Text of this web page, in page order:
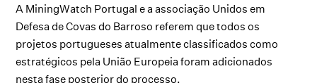
A MiningWatch Portugal e a associação Unidos em
Defesa de Covas do Barroso referem que todos os
projetos portugueses atualmente classificados como
estratégicos pela União Europeia foram adicionados
nesta fase posterior do processo.